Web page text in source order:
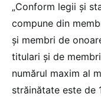
„Conform legii și
compune din
și membri de
titulari și de
numărul maxim al
străinătate este de